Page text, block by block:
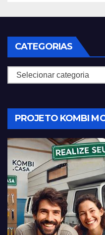
CATEGORIAS
Categorias
PROJETO KOMBI